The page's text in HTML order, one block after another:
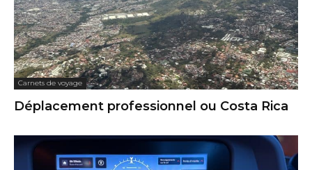
Carnets de voyage
Déplacement professionnel ou Costa Rica